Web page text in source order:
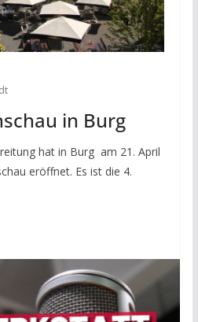
in Burg
hat in Burg am 21. April
eröffnet. Es ist die 4.